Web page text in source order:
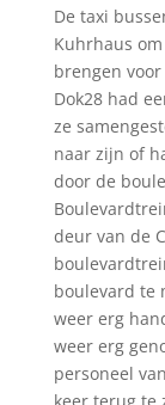
De taxi
Kuhrhaus
brengen
Dok28 had
ze
naar zijn of
door de
deur van de
boulevard te
weer erg
weer erg
personeel